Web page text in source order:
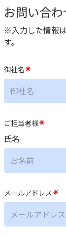
お問い合
※入力した情報
す。
御社名
ご担当者様
氏名
メールアドレス